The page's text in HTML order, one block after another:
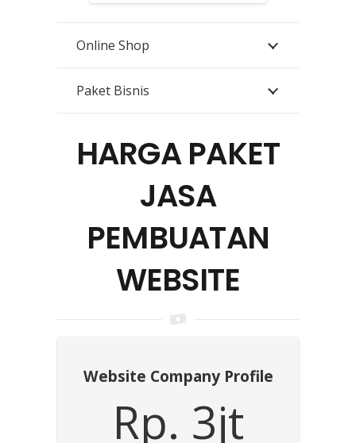
Online Shop
Paket Bisnis
HARGA PAKET
JASA
PEMBUATAN
WEBSITE
Website Company Profile
Rp. 3jt